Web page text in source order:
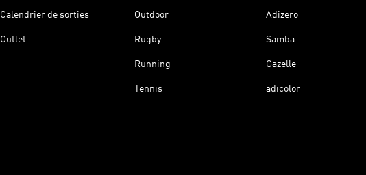
Calendrier de sorties
Outlet
Outdoor
Rugby
Running
Tennis
Adizero
Samba
Gazelle
adicolor